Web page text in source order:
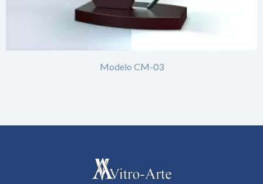
Modelo CM-03